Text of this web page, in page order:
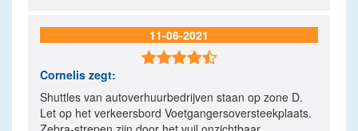
11-06-2021

Cornelis zegt:
Shuttles van autoverhuurbedrijven staan op zone D.
Let op het verkeersbord Voetgangersoversteekplaats.